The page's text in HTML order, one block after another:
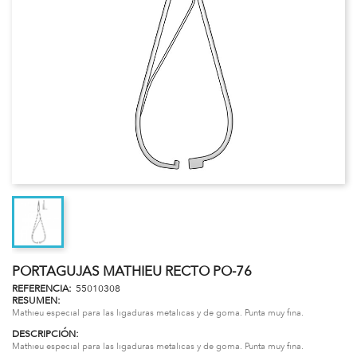
PORTAGUJAS MATHIEU RECTO PO-76
REFERENCIA: 55010308
RESUMEN:
Mathieu especial para las ligaduras metalicas y de goma. Punta muy fina.
DESCRIPCIÓN:
Mathieu especial para las ligaduras metalicas y de goma. Punta muy fina.